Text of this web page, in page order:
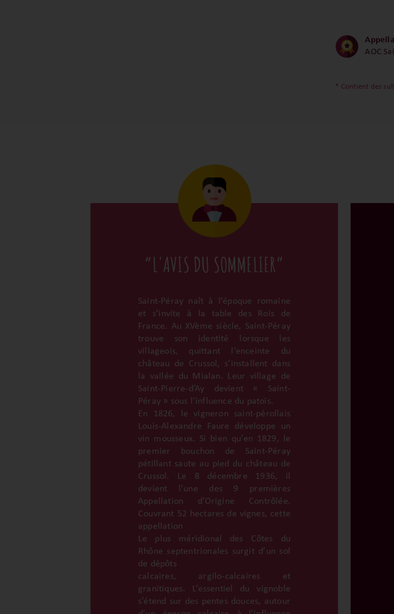
AOC
* Contient des
“L'AVIS DU SOMMELIER”
Saint-Péray naît à l’époque romaine
et s’invite à la table des Rois de
France. Au XVème siècle, Saint-Péray
trouve son identité lorsque les
villageois, quittant l’enceinte du
château de Crussol, s’installent dans
la vallée du Mialan. Leur village de
Saint-Pierre-d’Ay devient « Saint-
Péray » sous l’influence du patois.
En 1826, le vigneron saint-pérollais
Louis-Alexandre Faure développe un
vin mousseux. Si bien qu’en 1829, le
premier bouchon de Saint-Péray
pétillant saute au pied du château de
Crussol. Le 8 décembre 1936, il
devient l'une des 9 premières
Appellation d’Origine Contrôlée.
Couvrant 52 hectares de vignes, cette
appellation
Le plus méridional des Côtes du
Rhône septentrionales surgit d’un sol
de dépôts
calcaires, argilo-calcaires et
granitiques. L’essentiel du vignoble
s’étend sur des pentes douces, autour